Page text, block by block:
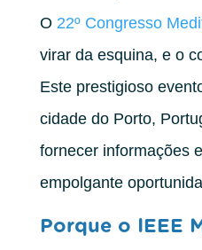
O 22º Congresso
virar da esquina, e o
Este prestigioso
cidade do Porto,
fornecer informações
empolgante
Porque o IEEE